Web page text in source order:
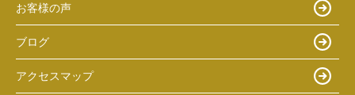
お客様の声
ブログ
アクセスマップ